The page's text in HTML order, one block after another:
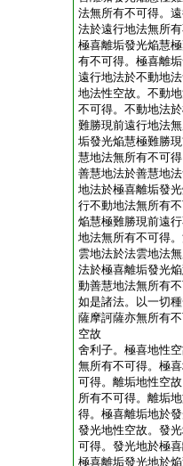
法無所有不可得。
法於遠行地法無所
極喜離垢發光焔慧
有不可得。極喜離
遠行地法於不動地
地法性空故。不動
不可得。不動地法
難勝現前遠行地法
垢發光焔慧極難勝
慧地法無所有不可
善慧地法於善慧地
地法於極喜離垢發
行不動地法無所有
焔慧極難勝現前遠
地法無所有不可得
雲地法於法雲地法
法於極喜離垢發光
動善慧地法無所有
如是諸法。以一切
薩摩訶薩亦無所有
空故
舍利子。極喜地性
無所有不可得。極
可得。離垢地性空
所有不可得。離垢
得。極喜離垢地於
發光地性空故。發
可得。發光地於極
極喜離垢發光地於